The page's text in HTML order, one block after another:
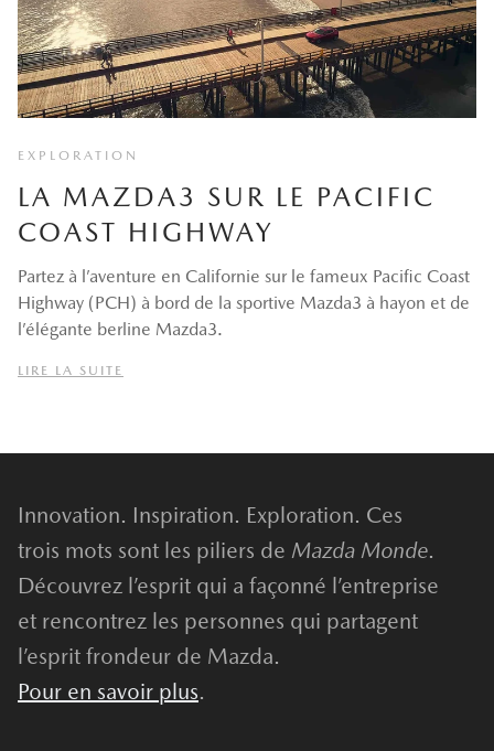
EXPLORATION
LA MAZDA3 SUR LE PACIFIC
COAST HIGHWAY
Partez à l’aventure en Californie sur le fameux Pacific Coast
Highway (PCH) à bord de la sportive Mazda3 à hayon et de
l’élégante berline Mazda3.
LIRE LA SUITE
Innovation. Inspiration. Exploration. Ces
trois mots sont les piliers de Mazda Monde.
Découvrez l’esprit qui a façonné l’entreprise
et rencontrez les personnes qui partagent
l’esprit frondeur de Mazda.
Pour en savoir plus.